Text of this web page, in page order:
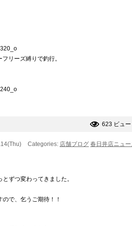
リーズ縛りで釣行。
623 ビュー
Categories: 店舗ブログ 春日井店ニュー
ずつ変わってきました。
で、乞うご期待！！